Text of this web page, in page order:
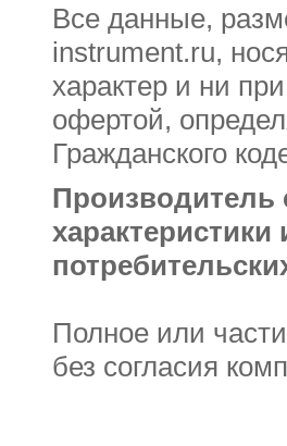
Все данные,
instrument.ru,
характер и ни
офертой,
Гражданского
Производитель
Полное или
без согласия